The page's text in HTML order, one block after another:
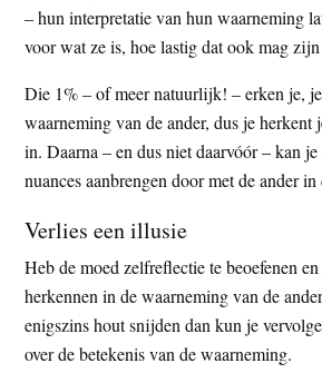
– hun interpretatie van hun waarneming
voor wat ze is, hoe lastig dat ook mag
Die 1% – of meer natuurlijk! – erken je,
waarneming van de ander, dus je herkent
in. Daarna – en dus niet daarvóór – kan
nuances aanbrengen door met de ander
Verlies een illusie
Heb de moed zelfreflectie te beoefenen
herkennen in de waarneming van de
enigszins hout snijden dan kun je
over de betekenis van de waarneming.